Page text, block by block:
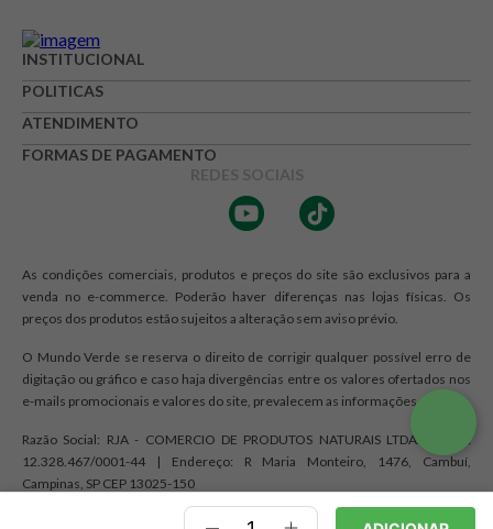
INSTITUCIONAL
POLITICAS
ATENDIMENTO
FORMAS DE PAGAMENTO
REDES SOCIAIS
As condições comerciais, produtos e preços do site são exclusivos para a
venda no e-commerce. Poderão haver diferenças nas lojas físicas. Os
preços dos produtos estão sujeitos a alteração sem aviso prévio.
O Mundo Verde se reserva o direito de corrigir qualquer possível erro de
digitação ou gráfico e caso haja divergências entre os valores ofertados nos
e-mails promocionais e valores do site, prevalecem as informações do site.
Razão Social: RJA - COMERCIO DE PRODUTOS NATURAIS LTDA. | CNPJ:
12.328.467/0001-44 | Endereço: R Maria Monteiro, 1476, Cambuí,
Campinas, SP CEP 13025-150